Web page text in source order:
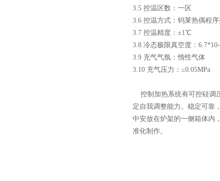
3.5 控温区数：一区
3.6 控温方式：钨莱热偶程
3.7 控温精度：±1℃
3.8 冷态极限真空度：
3.9 充气气氛：惰性气体
3.10 充气压力：≤0.05MPa
控制加热系统有可控硅调
定自我调整能力。稳定可靠
中安放在炉架的一侧箱体内
准化制作。